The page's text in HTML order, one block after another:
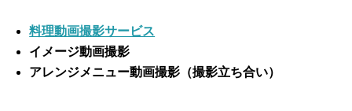
料理動画撮影サービス
イメージ動画撮影
アレンジメニュー動画撮影（撮影立ち合い）